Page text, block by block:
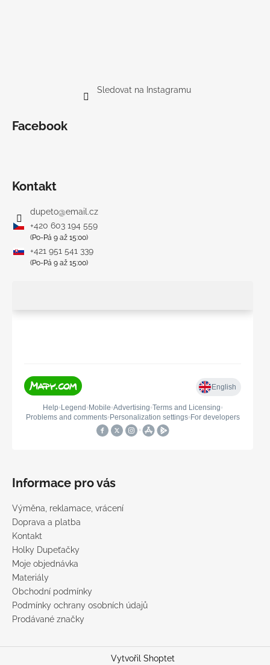
Sledovat na Instagramu
Facebook
Kontakt
dupeto@email.cz
+420 603 194 559
(Po-Pá 9 až 15:00)
+421 951 541 339
(Po-Pá 9 až 15:00)
Informace pro vás
Výměna, reklamace, vrácení
Doprava a platba
Kontakt
Holky Dupeťačky
Moje objednávka
Materiály
Obchodní podmínky
Podmínky ochrany osobních údajů
Prodávané značky
Vytvořil Shoptet